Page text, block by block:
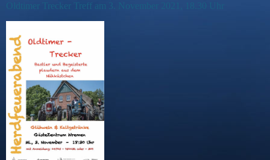
Oldtimer Trecker Treff am 3. November 2021, 18.30 Uhr